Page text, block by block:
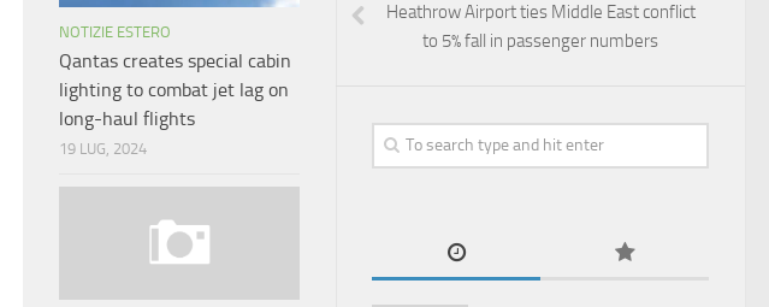
Heathrow Airport ties Middle East conflict
to 5% fall in passenger numbers
NOTIZIE ESTERO
Qantas creates special cabin
lighting to combat jet lag on
long-haul flights
19 LUG, 2024